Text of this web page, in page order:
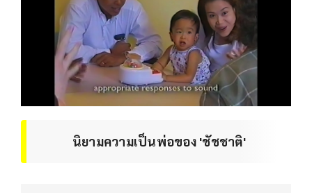
นิยามความเป็นพ่อของ 'ชัชชาติ'